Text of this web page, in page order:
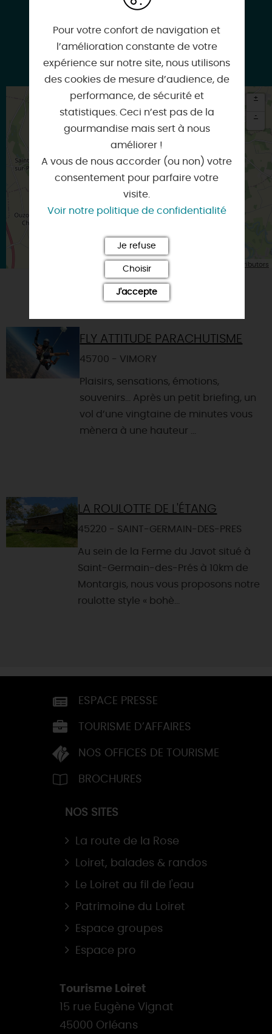
02 38 94 92 82
Google
Itinéraire vers
+
-
Leaflet | Map data © OpenStreetMap contributors
VOUS AIMEREZ AUSSI
FLY ATTITUDE PARACHUTISME
45700 - VIMORY
Plaisirs, sensations, émotions,
souvenirs… Après un petit briefing, un
vol d’une vingtaine de minutes vous
mènera à une hauteur ...
LA ROULOTTE DE L'ÉTANG
45220 - SAINT-GERMAIN-DES-PRES
Au sein de la Ferme du Javot situé à
Saint-Germain-des-Prés à 10km de
Montargis, nous vous proposons notre
roulotte style « bohè...
ESPACE PRESSE
TOURISME D’AFFAIRES
NOS OFFICES DE TOURISME
BROCHURES
NOS SITES
La route de la Rose
Loiret, balades & randos
Le Loiret au fil de l'eau
Patrimoine du Loiret
Espace groupes
Espace pro
Tourisme Loiret
15 rue Eugène Vignat
45000 Orléans
Pour votre confort de navigation et
l’amélioration constante de votre
expérience sur notre site, nous utilisons
des cookies de mesure d’audience, de
performance, de sécurité et
statistiques. Ceci n’est pas de la
gourmandise mais sert à nous
améliorer !
A vous de nous accorder (ou non) votre
consentement pour parfaire votre
visite.
Voir notre politique de confidentialité
Je refuse
Choisir
J'accepte